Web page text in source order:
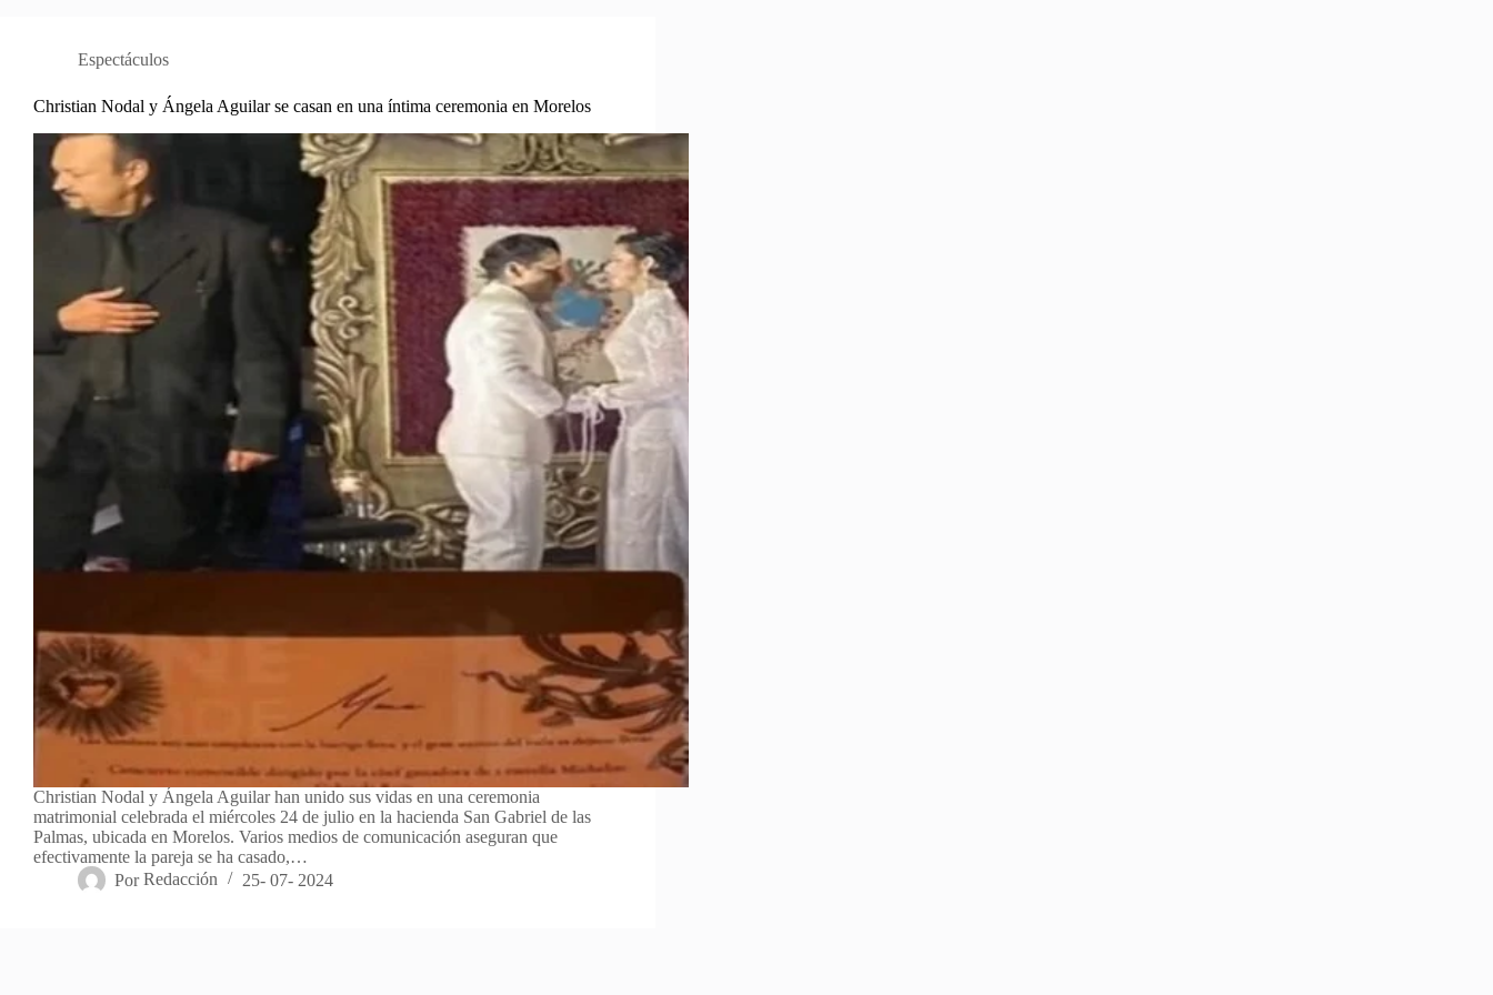
Espectáculos
Christian Nodal y Ángela Aguilar se casan en una íntima ceremonia en Morelos
Christian Nodal y Ángela Aguilar han unido sus vidas en una ceremonia
matrimonial celebrada el miércoles 24 de julio en la hacienda San Gabriel de las
Palmas, ubicada en Morelos. Varios medios de comunicación aseguran que
efectivamente la pareja se ha casado,…
Por Redacción 25- 07- 2024